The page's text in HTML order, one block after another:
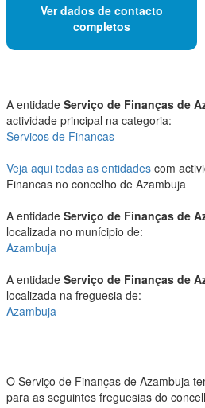
Ver dados de contacto
completos
A entidade Serviço de Finanças de
actividade principal na categoria:
Servicos de Financas
Veja aqui todas as entidades com
Financas no concelho de Azambuja
A entidade Serviço de Finanças de
localizada no munícipio de:
Azambuja
A entidade Serviço de Finanças de
localizada na freguesia de:
Azambuja
O Serviço de Finanças de Azambuja
para as seguintes freguesias do